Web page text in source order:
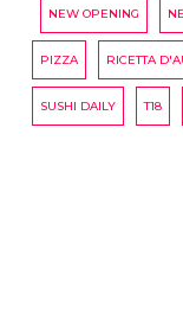
NEW OPENING
PIZZA RICETTA
SUSHI DAILY T18